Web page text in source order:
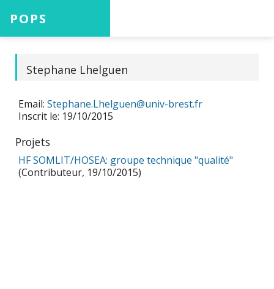
POPS
Projets
Aide
Stephane Lhelguen
Email: Stephane.Lhelguen@univ-brest.fr
Inscrit le: 19/10/2015
Projets
HF SOMLIT/HOSEA: groupe technique "qualité"
(Contributeur, 19/10/2015)